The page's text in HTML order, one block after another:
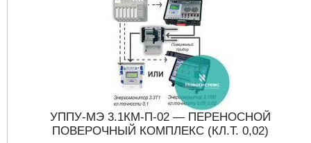
УППУ-МЭ 3.1КМ-П-02 — ПЕРЕНОСНОЙ
ПОВЕРОЧНЫЙ КОМПЛЕКС (КЛ.Т. 0,02)